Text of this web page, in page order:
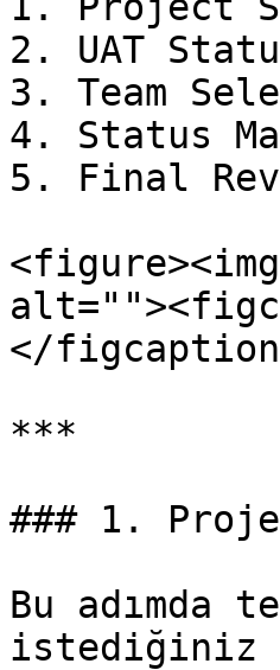
2. UAT
3. Team
4. Status
5. Final
</
***
### 1.
Bu adımda
istediğiniz